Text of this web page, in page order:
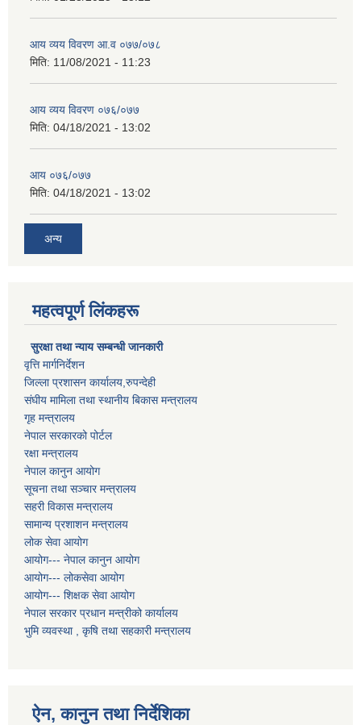
आय व्यय विवरण आ.व ०७७/०७८
मिति: 11/08/2021 - 11:23
आय व्यय विवरण ०७६/०७७
मिति: 04/18/2021 - 13:02
आय ०७६/०७७
मिति: 04/18/2021 - 13:02
अन्य
महत्वपूर्ण लिंकहरू
सुरक्षा तथा न्याय सम्बन्धी जानकारी
वृत्ति मार्गनिर्देशन
जिल्ला प्रशासन कार्यालय,रुपन्देही
संघीय मामिला तथा स्थानीय बिकास मन्त्रालय
गृह मन्त्रालय
नेपाल सरकारको पोर्टल
रक्षा मन्त्रालय
नेपाल कानुन आयोग
सूचना तथा सञ्चार मन्त्रालय
सहरी विकास मन्त्रालय
सामान्य प्रशाशन मन्त्रालय
लोक सेवा आयोग
आयोग--- नेपाल कानुन आयोग
आयोग--- लोकसेवा आयोग
आयोग--- शिक्षक सेवा आयोग
नेपाल सरकार प्रधान मन्त्रीको कार्यालय
भुमि व्यवस्था , कृषि तथा सहकारी मन्त्रालय
ऐन, कानुन तथा निर्देशिका